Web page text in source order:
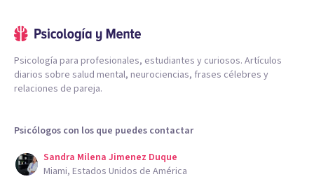
Psicología para profesionales, estudiantes y curiosos. Artículos
diarios sobre salud mental, neurociencias, frases célebres y
relaciones de pareja.
Psicólogos con los que puedes contactar
Sandra Milena Jimenez Duque
Miami, Estados Unidos de América